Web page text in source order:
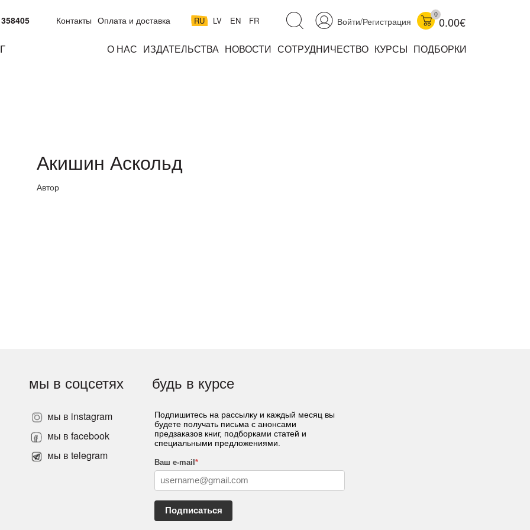
Войти/Регистрация
0
0.00€
RU LV EN FR
Контакты Оплата и доставка
О НАС ИЗДАТЕЛЬСТВА НОВОСТИ СОТРУДНИЧЕСТВО КУРСЫ ПОДБОРКИ
Акишин Аскольд
Автор
мы в соцсетях
мы в instagram
мы в facebook
мы в telegram
будь в курсе
Подпишитесь на рассылку и каждый месяц вы
будете получать письма с анонсами
предзаказов книг, подборками статей и
специальными предложениями.
Ваш e-mail *
Подписаться